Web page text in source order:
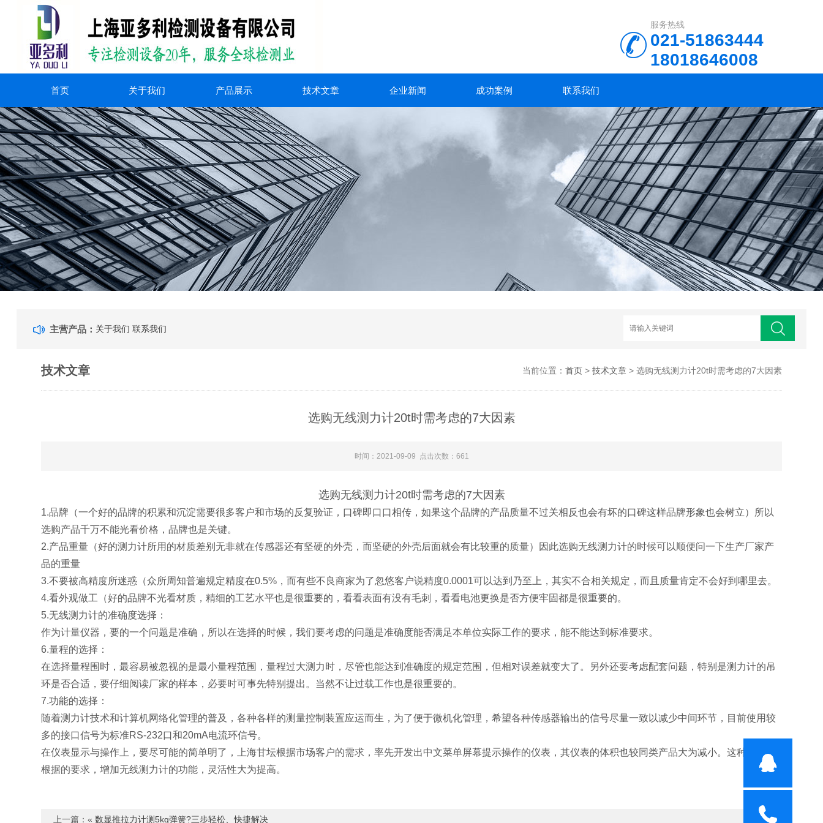
服务热线
021-51863444
18018646008
首页 关于我们 产品展示 技术文章 企业新闻 成功案例 联系我们
主营产品： 关于我们 联系我们
技术文章 当前位置： 首页> 技术文章> 选购无线测力计20t​时​需考虑的7大因素​
选购无线测力计20t​时​需考虑的7大因素​
时间：2021-09-09 点击次数：661
选购无线测力计20t时需考虑的7大因素
1.品牌（一个好的品牌的积累和沉淀需要很多客户和市场的反复验证，口碑即口口相传，如果这个品牌的产品质量不过关相反也会有坏的口碑这样品牌形象也会树立）所以
选购产品千万不能光看价格，品牌也是关键。
2.产品重量（好的测力计所用的材质差别无非就在传感器还有坚硬的外壳，而坚硬的外壳后面就会有比较重的质量）因此选购无线测力计的时候可以顺便问一下生产厂家产
品的重量
3.不要被高精度所迷惑（众所周知普遍规定精度在0.5%，而有些不良商家为了忽悠客户说精度0.0001可以达到乃至上，其实不合相关规定，而且质量肯定不会好到哪里去。
4.看外观做工（好的品牌不光看材质，精细的工艺水平也是很重要的，看看表面有没有毛刺，看看电池更换是否方便牢固都是很重要的。
5.无线测力计的准确度选择：
作为计量仪器，要的一个问题是准确，所以在选择的时候，我们要考虑的问题是准确度能否满足本单位实际工作的要求，能不能达到标准要求。
6.量程的选择：
在选择量程围时，最容易被忽视的是最小量程范围，量程过大测力时，尽管也能达到准确度的规定范围，但相对误差就变大了。另外还要考虑配套问题，特别是测力计的吊
环是否合适，要仔细阅读厂家的样本，必要时可事先特别提出。当然不让过载工作也是很重要的。
7.功能的选择：
随着测力计技术和计算机网络化管理的普及，各种各样的测量控制装置应运而生，为了便于微机化管理，希望各种传感器输出的信号尽量一致以减少中间环节，目前使用较
多的接口信号为标准RS-232口和20mA电流环信号。
在仪表显示与操作上，要尽可能的简单明了，上海甘坛根据市场客户的需求，率先开发出中文菜单屏幕提示操作的仪表，其仪表的体积也较同类产品大为减小。这种仪表可
根据的要求，增加无线测力计的功能，灵活性大为提高。
上一篇：«​​数显推拉力计测5kg弹簧?三步轻松、快捷​解决